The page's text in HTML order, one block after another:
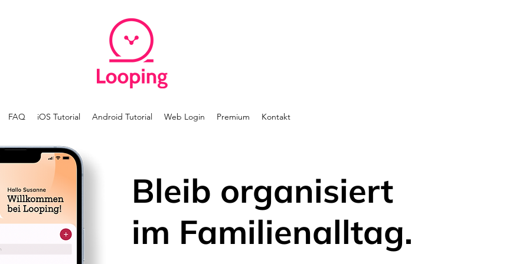
FAQ iOS Tutorial Android Tutorial Web Login Premium Kontakt
Bleib organisiert
im Familienalltag.